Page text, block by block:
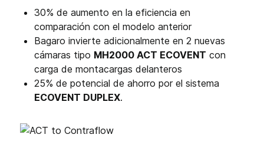
30% de aumento en la eficiencia en
comparación con el modelo anterior
Bagaro invierte adicionalmente en 2 nuevas
cámaras tipo MH2000 ACT ECOVENT con
carga de montacargas delanteros
25% de potencial de ahorro por el sistema
ECOVENT DUPLEX.